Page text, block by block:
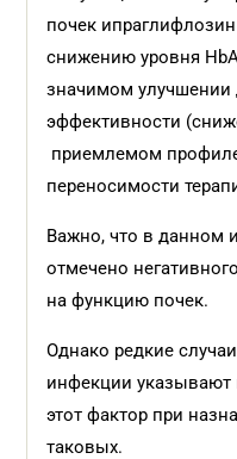
почек
снижению уровня
значимом улучшении
эффективности
приемлемом
переносимости
Важно, что в данном
отмечено
на функцию почек.
Однако редкие
инфекции указывают
этот фактор при
таковых.